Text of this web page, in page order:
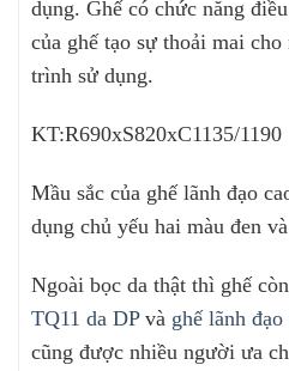
dụng. Ghế có chức năng
của ghế tạo sự thoải mai
trình sử dụng.
KT:R690xS820xC1135/1190
Mầu sắc của ghế lãnh đạo
dụng chủ yếu hai màu đen
Ngoài bọc da thật thì ghế
TQ11 da DPvà ghế lãnh
cũng được nhiều người ưa